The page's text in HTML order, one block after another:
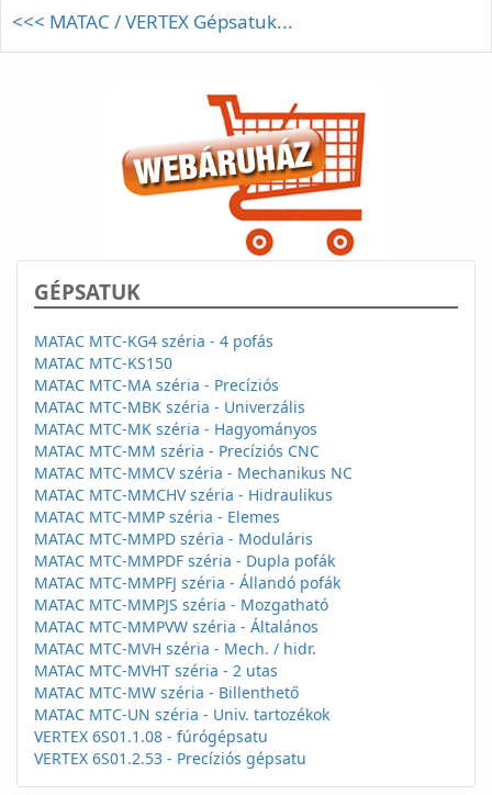
<<< MATAC / VERTEX Gépsatuk...
GÉPSATUK
MATAC MTC-KG4 széria - 4 pofás
MATAC MTC-KS150
MATAC MTC-MA széria - Precíziós
MATAC MTC-MBK széria - Univerzális
MATAC MTC-MK széria - Hagyományos
MATAC MTC-MM széria - Precíziós CNC
MATAC MTC-MMCV széria - Mechanikus NC
MATAC MTC-MMCHV széria - Hidraulikus
MATAC MTC-MMP széria - Elemes
MATAC MTC-MMPD széria - Moduláris
MATAC MTC-MMPDF széria - Dupla pofák
MATAC MTC-MMPFJ széria - Állandó pofák
MATAC MTC-MMPJS széria - Mozgatható
MATAC MTC-MMPVW széria - Általános
MATAC MTC-MVH széria - Mech. / hidr.
MATAC MTC-MVHT széria - 2 utas
MATAC MTC-MW széria - Billenthető
MATAC MTC-UN széria - Univ. tartozékok
VERTEX 6S01.1.08 - fúrógépsatu
VERTEX 6S01.2.53 - Precíziós gépsatu